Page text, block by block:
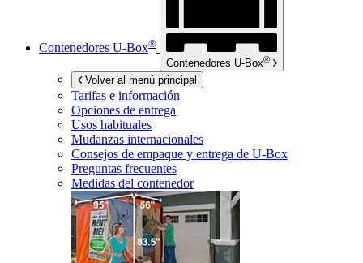
Contenedores U-Box®
Contenedores U-Box®
Volver al menú principal
Tarifas e información
Opciones de entrega
Usos habituales
Mudanzas internacionales
Consejos de empaque y entrega de U-Box
Preguntas frecuentes
Medidas del contenedor